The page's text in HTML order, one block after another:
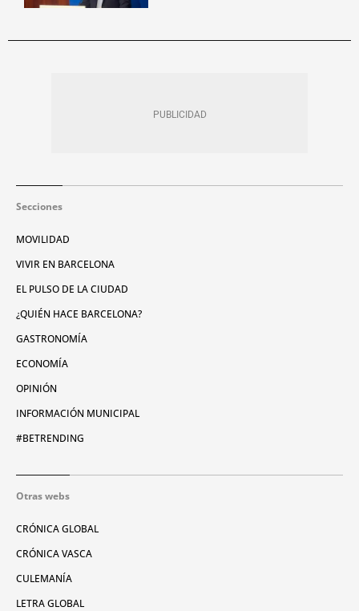
Secciones
MOVILIDAD
VIVIR EN BARCELONA
EL PULSO DE LA CIUDAD
¿QUIÉN HACE BARCELONA?
GASTRONOMÍA
ECONOMÍA
OPINIÓN
INFORMACIÓN MUNICIPAL
#BETRENDING
Otras webs
CRÓNICA GLOBAL
CRÓNICA VASCA
CULEMANÍA
LETRA GLOBAL